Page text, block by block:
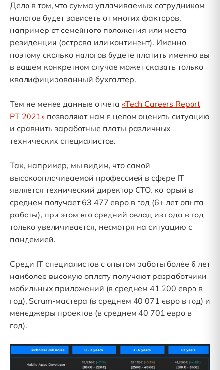
Дело в том, что сумма уплачиваемых сотрудником
налогов будет зависеть от многих факторов,
например от семейного положения или места
резиденции (острова или континент). Именно
поэтому сколько налогов будете платить именно вы
в вашем конкретном случае может сказать только
квалифицированный бухгалтер.
Тем не менее данные отчета «Tech Careers Report
PT 2021» позволяют нам в целом оценить ситуацию
и сравнить заработные платы различных
технических специалистов.
Так, например, мы видим, что самой
высокооплачиваемой профессией в сфере IT
является технический директор CTO, который в
среднем получает 63 477 евро в год (6+ лет опыта
работы), при этом его средний оклад из года в год
только увеличивается, несмотря на ситуацию с
пандемией.
Среди IT специалистов с опытом работы более 6 лет
наиболее высокую оплату получают разработчики
мобильных приложений (в среднем 41 200 евро в
год), Scrum-мастера (в среднем 40 071 евро в год) и
менеджеры проектов (в среднем 40 701 евро в
год).